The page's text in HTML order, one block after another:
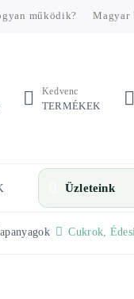
működik? Magyar
Kedvenc
TERMÉKEK
Üzleteink
Cukrok,